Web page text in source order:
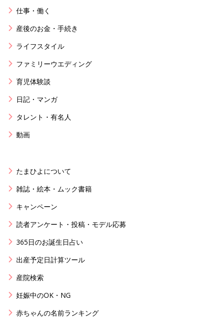
仕事・働く
産後のお金・手続き
ライフスタイル
ファミリーウエディング
育児体験談
日記・マンガ
タレント・有名人
動画
たまひよについて
雑誌・絵本・ムック書籍
キャンペーン
読者アンケート・投稿・モデル応募
365日のお誕生日占い
出産予定日計算ツール
産院検索
妊娠中のOK・NG
赤ちゃんの名前ランキング